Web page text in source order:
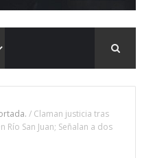
/ Claman justicia tras
San Juan; Señalan a dos